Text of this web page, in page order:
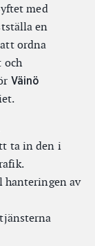
med
en
ordna
och
Väinö
ta in den i
hanteringen av